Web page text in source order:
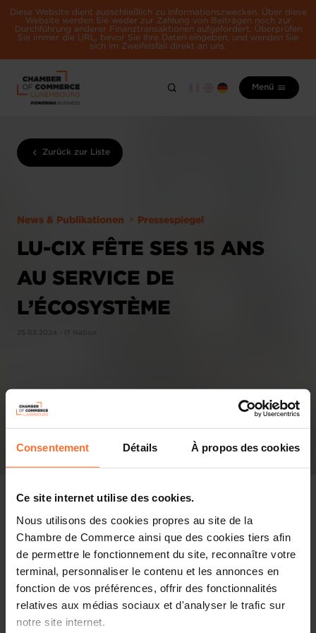
Consentement Détails À propos des cookies
Ce site internet utilise des cookies.
Nous utilisons des cookies propres au site de la
Chambre de Commerce ainsi que des cookies tiers afin
de permettre le fonctionnement du site, reconnaître votre
terminal, personnaliser le contenu et les annonces en
fonction de vos préférences, offrir des fonctionnalités
relatives aux médias sociaux et d'analyser le trafic sur
notre site internet.
Diese Website dient ausschließlich zu Informationszwecken. Über diese
Website werden Sie weder zur Zahlung von Beiträgen noch zur
Durchführung anderer Finanztransaktionen aufgefordert. Überprüfen
Sie immer die URL, bevor Sie Ihre Daten eingeben, und wenden Sie
sich im Zweifelsfall direkt an uns.
Menü
Zurück zur Liste
News & Publikationen Pressespiegel
LU-CIX FÊTE SES 15 ANS
AU SERVICE DE
L’ÉCOSYSTÈME
Pressespiegel
Diesen Artikel teilen